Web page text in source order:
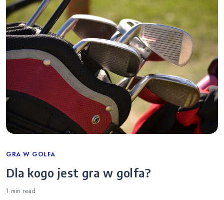
Categories
GRA W GOLFA
Dla kogo jest gra w golfa?
1 min read